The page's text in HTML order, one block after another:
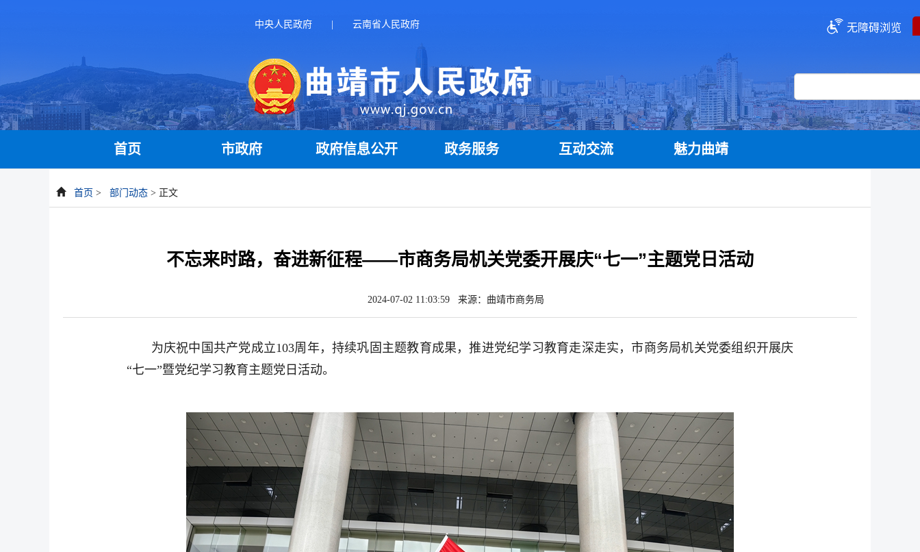
中央人民政府 云南省人民政府 无障碍浏览
首页 市政府 政府信息公开 政务服务 互动交流 魅力曲靖
首页 > 部门动态 > 正文
不忘来时路，奋进新征程——市商务局机关党委开展庆“七一”主题党日活动
2024-07-02 11:03:59 来源：曲靖市商务局
为庆祝中国共产党成立103周年，持续巩固主题教育成果，推进党纪学习教育走深走实，市商务局机关党委组织开展庆
“七一”暨党纪学习教育主题党日活动。